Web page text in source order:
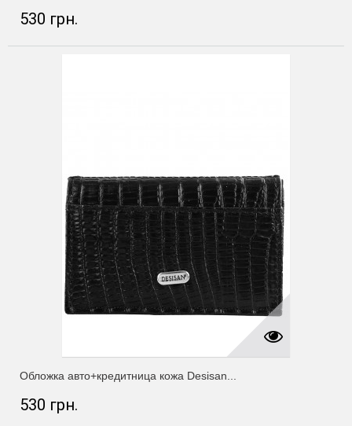
530 грн.
Обложка авто+кредитница кожа Desisan...
530 грн.